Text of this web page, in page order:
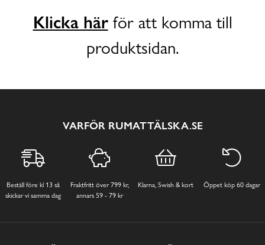
Klicka härför att komma till
produktsidan.
VARFÖR RUMATTÄLSKA.SE
Beställ före kl 13 så
skickar vi samma dag
Fraktfritt över 799 kr,
annars 59 - 79 kr
Klarna, Swish & kort Öppet köp 60 dagar